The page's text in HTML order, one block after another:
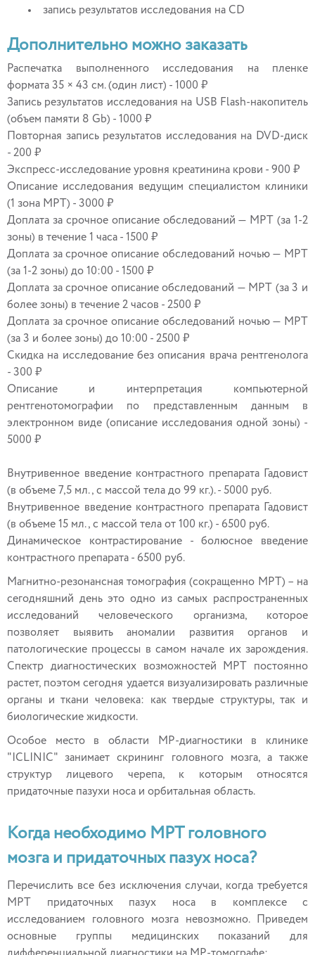
Магнитно-резонансная томография (сокращенно МРТ) – на
сегодняшний день это одно из самых распространенных
исследований человеческого организма, которое
позволяет выявить аномалии развития органов и
патологические процессы в самом начале их зарождения.
Спектр диагностических возможностей МРТ постоянно
растет, поэтом сегодня удается визуализировать различные
органы и ткани человека: как твердые структуры, так и
биологические жидкости.
Особое место в области МР-диагностики в клинике
"ICLINIC" занимает скрининг головного мозга, а также
структур лицевого черепа, к которым относятся
придаточные пазухи носа и орбитальная область.
Когда необходимо МРТ головного
мозга и придаточных пазух носа?
Перечислить все без исключения случаи, когда требуется
МРТ придаточных пазух носа в комплексе с
исследованием головного мозга невозможно. Приведем
основные группы медицинских показаний для
запись результатов исследования на CD
Дополнительно можно заказать
Распечатка выполненного исследования на пленке
формата 35 × 43 см. (один лист) - 1000 ₽
Запись результатов исследования на USB Flash-накопитель
(объем памяти 8 Gb) - 1000 ₽
Повторная запись результатов исследования на DVD-диск
- 200 ₽
Экспресс-исследование уровня креатинина крови - 900 ₽
Описание исследования ведущим специалистом клиники
(1 зона МРТ) - 3000 ₽
Доплата за срочное описание обследований — МРТ (за 1-2
зоны) в течение 1 часа - 1500 ₽
Доплата за срочное описание обследований ночью — МРТ
(за 1-2 зоны) до 10:00 - 1500 ₽
Доплата за срочное описание обследований — МРТ (за 3 и
более зоны) в течение 2 часов - 2500 ₽
Доплата за срочное описание обследований ночью — МРТ
(за 3 и более зоны) до 10:00 - 2500 ₽
Скидка на исследование без описания врача рентгенолога
- 300 ₽
Описание и интерпретация компьютерной
рентгенотомографии по представленным данным в
электронном виде (описание исследования одной зоны) -
5000 ₽
Внутривенное введение контрастного препарата Гадовист
(в объеме 7,5 мл., с массой тела до 99 кг.). - 5000 руб.
Внутривенное введение контрастного препарата Гадовист
(в объеме 15 мл., с массой тела от 100 кг.) - 6500 руб.
Динамическое контрастирование - болюсное введение
контрастного препарата - 6500 руб.